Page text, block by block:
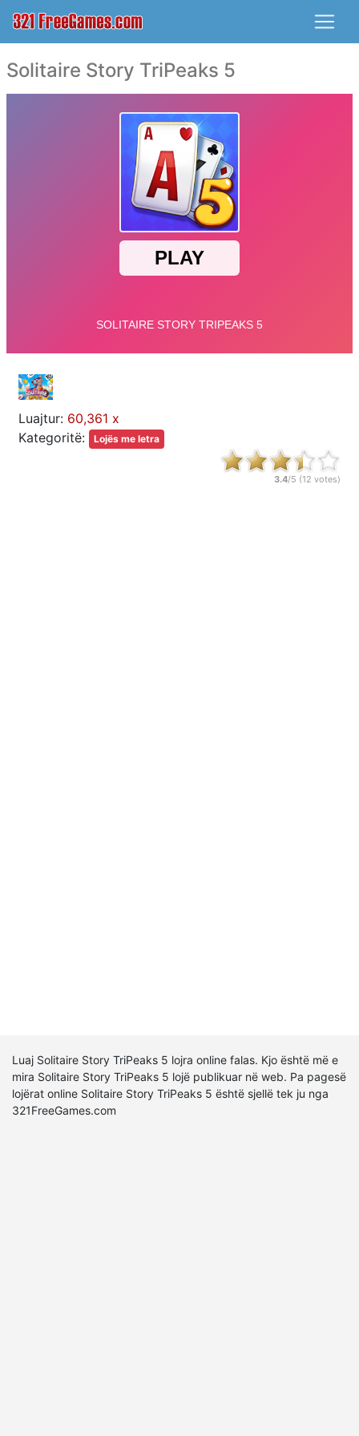
Solitaire Story TriPeaks 5
Luajtur: 60,361 x
Kategoritë:
Lojës me letra
3.4/5 (12 votes)
Luaj Solitaire Story TriPeaks 5 lojra online falas. Kjo është më e
mira Solitaire Story TriPeaks 5 lojë publikuar në web. Pa pagesë
lojërat online Solitaire Story TriPeaks 5 është sjellë tek ju nga
321FreeGames.com